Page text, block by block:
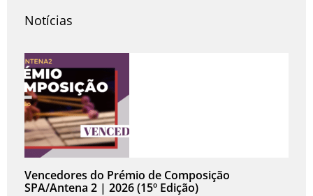
Notícias
Vencedores do Prémio de Composição
SPA/Antena 2 | 2026 (15º Edição)